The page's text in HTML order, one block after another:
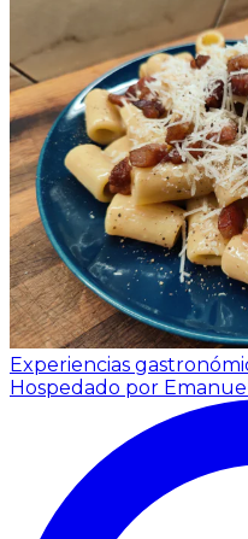
Experiencias
Hospedado por